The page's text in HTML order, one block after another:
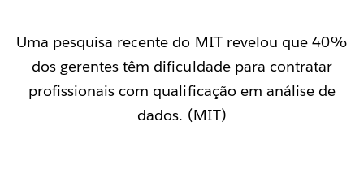
Uma pesquisa recente do MIT revelou que 40%
dos gerentes têm dificuldade para contratar
profissionais com qualificação em análise de
dados. (MIT)